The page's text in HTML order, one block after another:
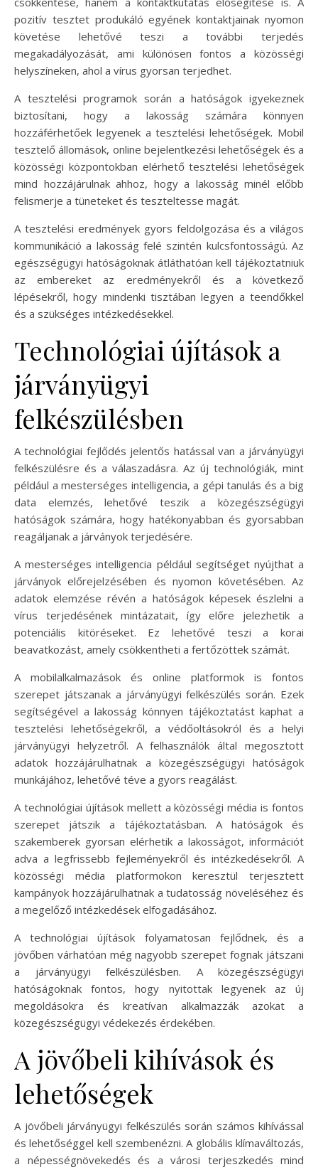
pozitív tesztet produkáló egyének kontaktjainak nyomon
követése lehetővé teszi a további terjedés
megakadályozását, ami különösen fontos a közösségi
helyszíneken, ahol a vírus gyorsan terjedhet.
A tesztelési programok során a hatóságok igyekeznek
biztosítani, hogy a lakosság számára könnyen
hozzáférhetőek legyenek a tesztelési lehetőségek. Mobil
tesztelő állomások, online bejelentkezési lehetőségek és a
közösségi központokban elérhető tesztelési lehetőségek
mind hozzájárulnak ahhoz, hogy a lakosság minél előbb
felismerje a tüneteket és teszteltesse magát.
A tesztelési eredmények gyors feldolgozása és a világos
kommunikáció a lakosság felé szintén kulcsfontosságú. Az
egészségügyi hatóságoknak átláthatóan kell tájékoztatniuk
az embereket az eredményekről és a következő
lépésekről, hogy mindenki tisztában legyen a teendőkkel
és a szükséges intézkedésekkel.
Technológiai újítások a
járványügyi
felkészülésben
A technológiai fejlődés jelentős hatással van a járványügyi
felkészülésre és a válaszadásra. Az új technológiák, mint
például a mesterséges intelligencia, a gépi tanulás és a big
data elemzés, lehetővé teszik a közegészségügyi
hatóságok számára, hogy hatékonyabban és gyorsabban
reagáljanak a járványok terjedésére.
A mesterséges intelligencia például segítséget nyújthat a
járványok előrejelzésében és nyomon követésében. Az
adatok elemzése révén a hatóságok képesek észlelni a
vírus terjedésének mintázatait, így előre jelezhetik a
potenciális kitöréseket. Ez lehetővé teszi a korai
beavatkozást, amely csökkentheti a fertőzöttek számát.
A mobilalkalmazások és online platformok is fontos
szerepet játszanak a járványügyi felkészülés során. Ezek
segítségével a lakosság könnyen tájékoztatást kaphat a
tesztelési lehetőségekről, a védőoltásokról és a helyi
járványügyi helyzetről. A felhasználók által megosztott
adatok hozzájárulhatnak a közegészségügyi hatóságok
munkájához, lehetővé téve a gyors reagálást.
A technológiai újítások mellett a közösségi média is fontos
szerepet játszik a tájékoztatásban. A hatóságok és
szakemberek gyorsan elérhetik a lakosságot, információt
adva a legfrissebb fejleményekről és intézkedésekről. A
közösségi média platformokon keresztül terjesztett
kampányok hozzájárulhatnak a tudatosság növeléséhez és
a megelőző intézkedések elfogadásához.
A technológiai újítások folyamatosan fejlődnek, és a
jövőben várhatóan még nagyobb szerepet fognak játszani
a járványügyi felkészülésben. A közegészségügyi
hatóságoknak fontos, hogy nyitottak legyenek az új
megoldásokra és kreatívan alkalmazzák azokat a
közegészségügyi védekezés érdekében.
A jövőbeli kihívások és
lehetőségek
A jövőbeli járványügyi felkészülés során számos kihívással
és lehetőséggel kell szembenézni. A globális klímaváltozás,
a népességnövekedés és a városi terjeszkedés mind